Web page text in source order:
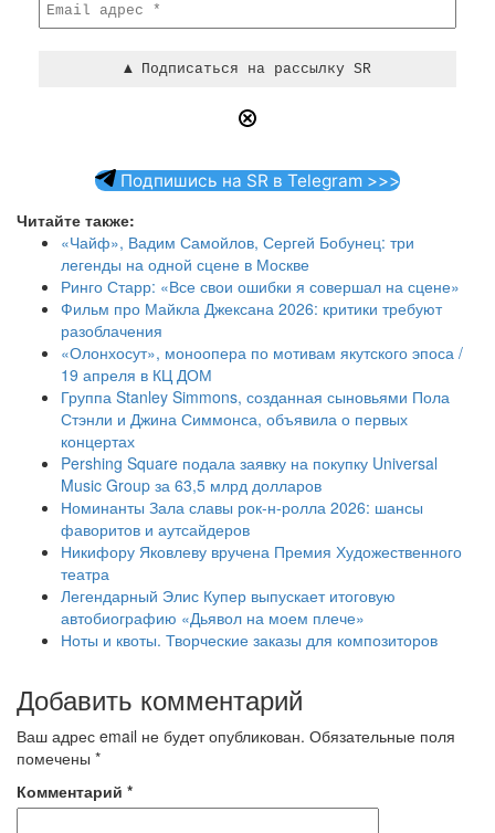
Подпишись на SR в Telegram >>>
Читайте также:
«Чайф», Вадим Самойлов, Сергей Бобунец: три
легенды на одной сцене в Москве
Ринго Старр: «Все свои ошибки я совершал на сцене»
Фильм про Майкла Джексана 2026: критики требуют
разоблачения
«Олонхосут», моноопера по мотивам якутского эпоса /
19 апреля в КЦ ДОМ
Группа Stanley Simmons, созданная сыновьями Пола
Стэнли и Джина Симмонса, объявила о первых
концертах
Pershing Square подала заявку на покупку Universal
Music Group за 63,5 млрд долларов
Номинанты Зала славы рок-н-ролла 2026: шансы
фаворитов и аутсайдеров
Никифору Яковлеву вручена Премия Художественного
театра
Легендарный Элис Купер выпускает итоговую
автобиографию «Дьявол на моем плече»
Ноты и квоты. Творческие заказы для композиторов
Добавить комментарий
Ваш адрес email не будет опубликован. Обязательные поля
помечены *
Комментарий *